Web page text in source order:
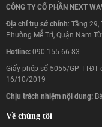
CÔNG TY CỔ PHẦN NEXT
Địa chỉ trụ sở chính: Tầng
Phường Mễ Trì, Quận Nam
Hotline: 090 155 66 83
Giấy phép số 5055/GP-
16/10/2019
Chịu trách nhiệm nội dung:
Về chúng tôi